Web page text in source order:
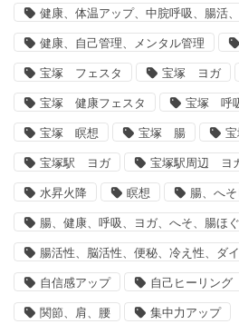
健康、体温アップ、中脘呼吸、腸活
健康、自己管理、メンタル管理
宝塚 フェスタ 宝塚 ヨガ
宝塚 健康フェスタ 宝塚 呼
宝塚 瞑想 宝塚 腸
宝塚駅 ヨガ 宝塚駅周辺 ヨ
水昇火降 瞑想 腸、へ
腸、健康、呼吸、ヨガ、へそ、腸ほ
腸活性、脳活性、便秘、冷え性、ダ
自信感アップ 自己ヒーリング
関節、肩、腰 集中力アップ